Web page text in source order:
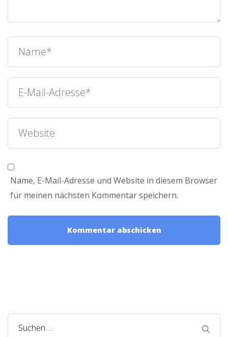
Name, E-Mail-Adresse und Website in diesem Browser
für meinen nächsten Kommentar speichern.
Suchen